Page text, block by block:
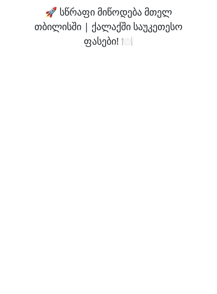
🚀 სწრაფი მიწოდება მთელ
თბილისში | ქალაქში საუკეთესო
ფასები! 🍽️